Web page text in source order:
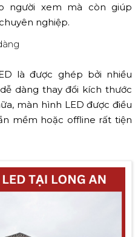
người xem mà còn giúp
nghiệp.
là được ghép bởi nhiều
dàng thay đổi kích thước
màn hình LED được điều
mềm hoặc offline rất tiện